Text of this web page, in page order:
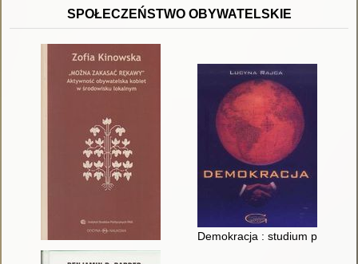
SPOŁECZEŃSTWO OBYWATELSKIE
Demokracja : studium